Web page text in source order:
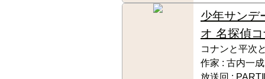
少年サンデ
オ 名探偵
コナンと平次
作家 : 古内一成
放送回 :